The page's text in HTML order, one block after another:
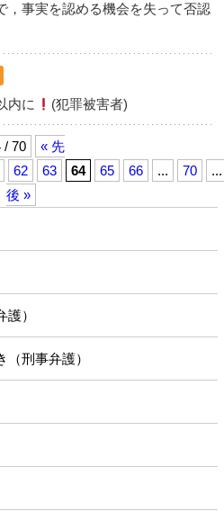
，事実を認める機会を失って否認
内に (犯罪被害者)
/ 70
« 先
62 63 64 65 66 ... 70
...
後 »
）
刑事弁護）